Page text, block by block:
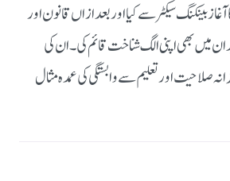
بینکنگ سیکٹر سے کیا اور بعد ازاں قانون اور
میں بھی اپنی الگ شناخت قائم کی۔ ان کی
صلاحیت اور تعلیم سے وابستگی کی عمدہ مثال